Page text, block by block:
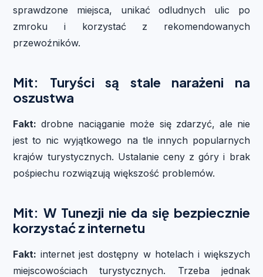
sprawdzone miejsca, unikać odludnych ulic po
zmroku i korzystać z rekomendowanych
przewoźników.
Mit: Turyści są stale narażeni na
oszustwa
Fakt: drobne naciąganie może się zdarzyć, ale nie
jest to nic wyjątkowego na tle innych popularnych
krajów turystycznych. Ustalanie ceny z góry i brak
pośpiechu rozwiązują większość problemów.
Mit: W Tunezji nie da się bezpiecznie
korzystać z internetu
Fakt: internet jest dostępny w hotelach i większych
miejscowościach turystycznych. Trzeba jednak